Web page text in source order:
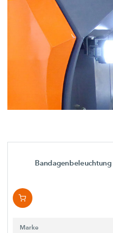
Bandagenbeleuchtung
Marke